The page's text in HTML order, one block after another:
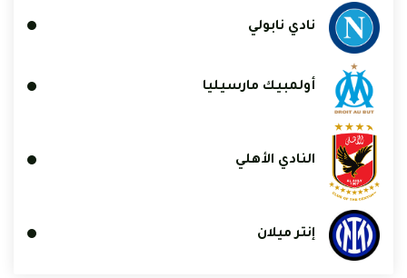
نادي نابولي
أولمبيك مارسيليا
النادي الأهلي
إنتر ميلان